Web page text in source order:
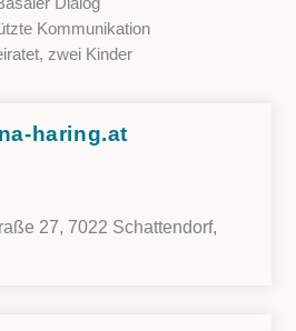
Kommunikation
zwei Kinder
haring.at
27, 7022 Schattendorf,